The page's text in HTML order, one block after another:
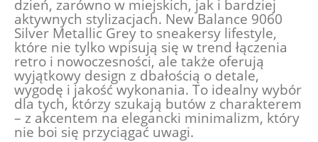
dzień, zarówno w miejskich, jak i bardziej
aktywnych stylizacjach. New Balance 9060
Silver Metallic Grey to sneakersy lifestyle,
które nie tylko wpisują się w trend łączenia
retro i nowoczesności, ale także oferują
wyjątkowy design z dbałością o detale,
wygodę i jakość wykonania. To idealny wybór
dla tych, którzy szukają butów z charakterem
– z akcentem na elegancki minimalizm, który
nie boi się przyciągać uwagi.